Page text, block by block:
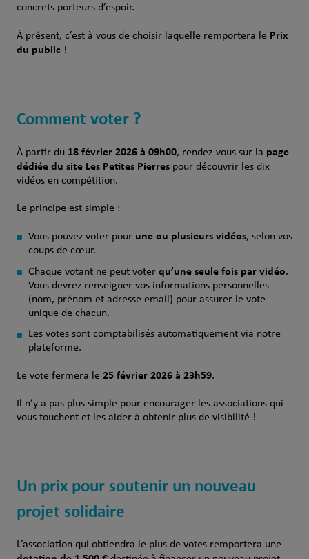
concrets porteurs d’espoir.
À présent, c’est à vous de choisir laquelle remportera le Prix
du public!
Comment voter ?
À partir du 18 février 2026 à 09h00, rendez-vous sur la page
dédiée du site Les Petites Pierrespour découvrir les dix
vidéos en compétition.
Le principe est simple :
Vous pouvez voter pour une ou plusieurs vidéos, selon vos
coups de cœur.
Chaque votant ne peut voter qu’une seule fois par vidéo.
Vous devrez renseigner vos informations personnelles
(nom, prénom et adresse email) pour assurer le vote
unique de chacun.
Les votes sont comptabilisés automatiquement via notre
plateforme.
Le vote fermera le 25 février 2026 à 23h59.
Il n’y a pas plus simple pour encourager les associations qui
vous touchent et les aider à obtenir plus de visibilité !
Un prix pour soutenir un nouveau
projet solidaire
L’association qui obtiendra le plus de votes remportera une